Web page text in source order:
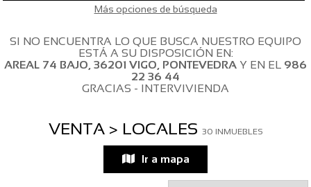
Más opciones de búsqueda
SI NO ENCUENTRA LO QUE BUSCA NUESTRO EQUIPO
ESTÁ A SU DISPOSICIÓN EN:
AREAL 74 BAJO, 36201 VIGO, PONTEVEDRA Y EN EL 986
22 36 44
GRACIAS - INTERVIVIENDA
VENTA > LOCALES 30 INMUEBLES
Ir a mapa